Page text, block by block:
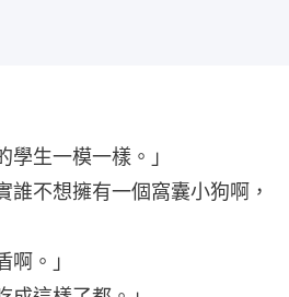
學生一模一樣。」
誰不想擁有一個窩囊小狗啊，
啊。」